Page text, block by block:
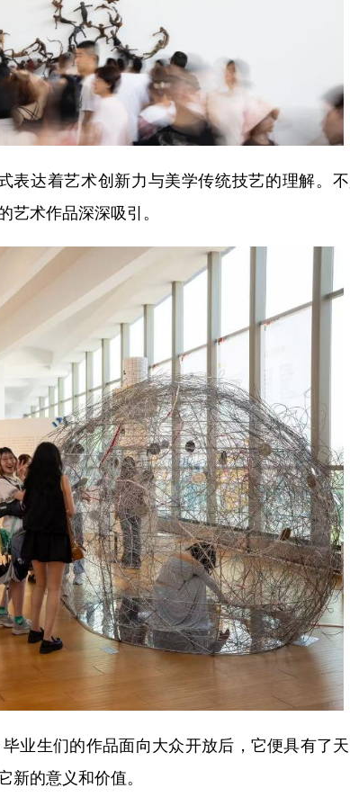
达着艺术创新力与美学传统技艺的理解。
艺术作品深深吸引。
生们的作品面向大众开放后，它便具有了
新的意义和价值。